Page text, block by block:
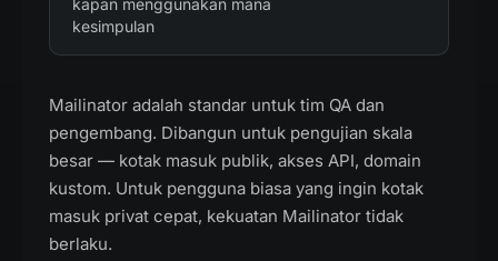
kapan menggunakan mana
kesimpulan
Mailinator adalah standar untuk tim QA dan
pengembang. Dibangun untuk pengujian skala
besar — kotak masuk publik, akses API, domain
kustom. Untuk pengguna biasa yang ingin kotak
masuk privat cepat, kekuatan Mailinator tidak
berlaku.